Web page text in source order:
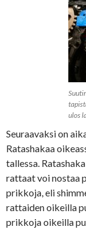
ulos
Seuraavaksi on
Ratashakaa
tallessa.
rattaat voi nostaa
prikkoja, eli
rattaiden oikeilla
prikkoja oikeilla